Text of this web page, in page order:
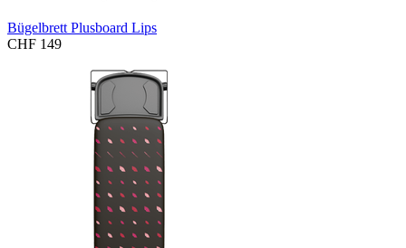
Bügelbrett Plusboard Lips
CHF 149